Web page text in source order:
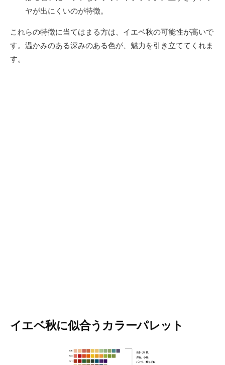
ヤが出にくいのが特徴。
これらの特徴に当てはまる方は、イエベ秋の可能性が高いで
す。温かみのある深みのある色が、魅力を引き立ててくれま
す。
イエベ秋に似合うカラーパレット